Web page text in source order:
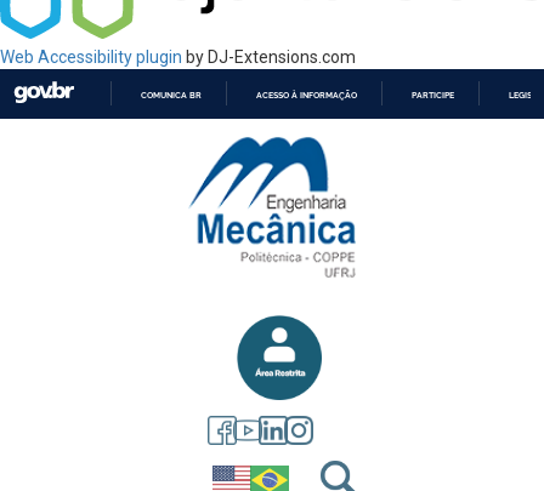
Web Accessibility plugin by DJ-Extensions.com
PARA
CONTEÚDO
COMUNICA BR ACESSO À INFORMAÇÃO PARTICIPE